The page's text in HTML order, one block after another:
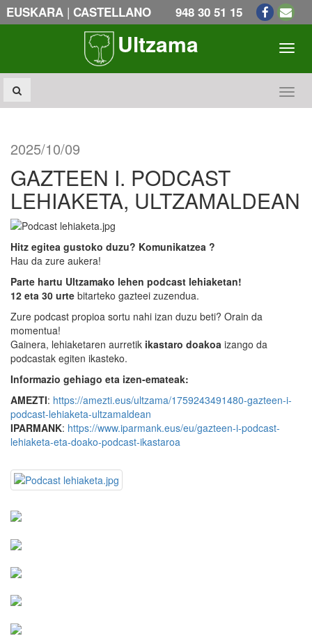
EUSKARA | CASTELLANO 948 30 51 15
Ultzama
2025/10/09
GAZTEEN I. PODCAST
LEHIAKETA, ULTZAMALDEAN
Hitz egitea gustoko duzu? Komunikatzea ?
Hau da zure aukera!
Parte hartu Ultzamako lehen podcast lehiaketan!
12 eta 30 urte bitarteko gazteei zuzendua.
Zure podcast propioa sortu nahi izan duzu beti? Orain da
momentua!
Gainera, lehiaketaren aurretik ikastaro doakoa izango da
podcastak egiten ikasteko.
Informazio gehiago eta izen-emateak:
AMEZTI: https://amezti.eus/ultzama/1759243491480-gazteen-i-
podcast-lehiaketa-ultzamaldean
IPARMANK: https://www.iparmank.eus/eu/gazteen-i-podcast-
lehiaketa-eta-doako-podcast-ikastaroa